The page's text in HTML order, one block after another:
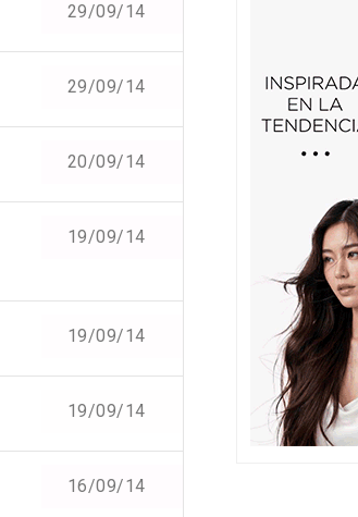
29/09/14
29/09/14
20/09/14
19/09/14
19/09/14
19/09/14
16/09/14